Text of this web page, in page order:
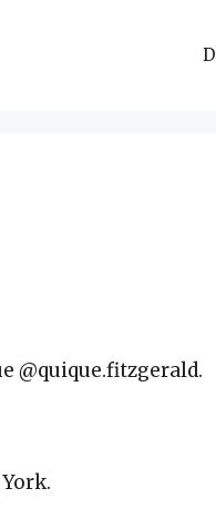
@quique.fitzgerald.